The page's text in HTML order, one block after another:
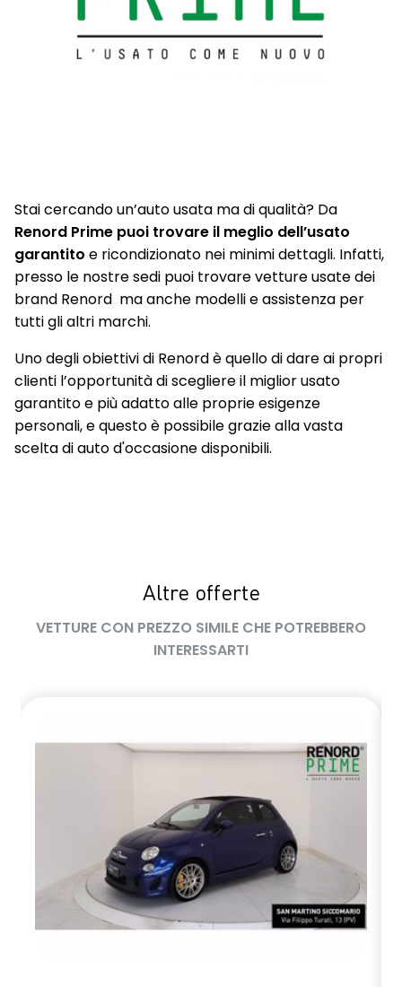
Stai cercando un’auto usata ma di qualità? Da
Renord Prime puoi trovare il meglio dell’usato
garantito e ricondizionato nei minimi dettagli. Infatti,
presso le nostre sedi puoi trovare vetture usate dei
brand Renord ma anche modelli e assistenza per
tutti gli altri marchi.
Uno degli obiettivi di Renord è quello di dare ai propri
clienti l’opportunità di scegliere il miglior usato
garantito e più adatto alle proprie esigenze
personali, e questo è possibile grazie alla vasta
scelta di auto d'occasione disponibili.
Altre offerte
VETTURE CON PREZZO SIMILE CHE POTREBBERO
INTERESSARTI